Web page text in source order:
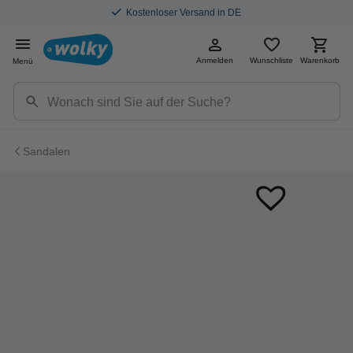
Kostenloser Versand in DE
Menü Anmelden Wunschliste Warenkorb
Sandalen